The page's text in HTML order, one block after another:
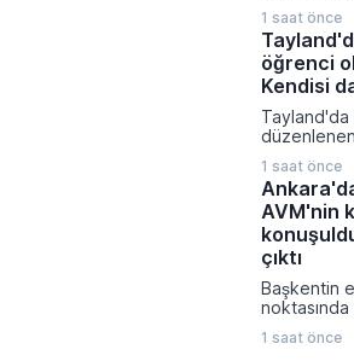
973
nedeniyle
sayısı 1801
otoriteleri
eyalete
bölgedeki
takip
veriler
1 saat önce
öğrenci
Kendisi
düzenlenen
Bangkok
meydana
dahil 7 kişi
1 saat önce
AVM'nin
çıktı
Başkentin
dış
1 saat önce